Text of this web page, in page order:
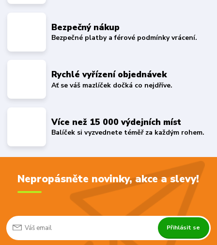
Bezpečný nákup
Bezpečné platby a férové podmínky vrácení.
Rychlé vyřízení objednávek
Ať se váš mazlíček dočká co nejdříve.
Více než 15 000 výdejních míst
Balíček si vyzvednete téměř za každým rohem.
Nepropásněte novinky, akce a slevy!
Přihlásit se